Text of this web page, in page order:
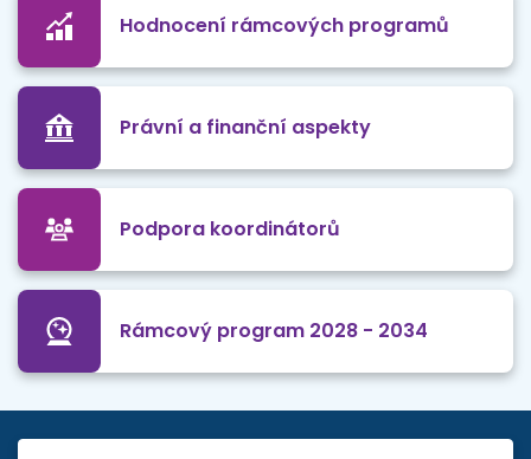
Hodnocení rámcových programů
Právní a finanční aspekty
Podpora koordinátorů
Rámcový program 2028 - 2034